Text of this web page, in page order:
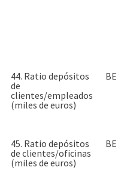
44. Ratio depósitos
de
clientes/empleados
(miles de euros)
BE
45. Ratio depósitos
de clientes/oficinas
(miles de euros)
BE